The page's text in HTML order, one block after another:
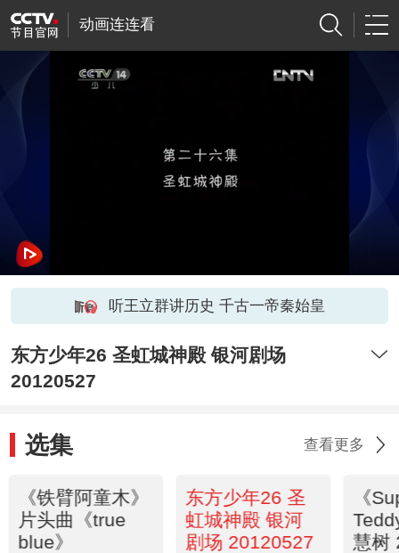
动画连连看
听王立群讲历史 千古一帝秦始皇
东方少年26 圣虹城神殿 银河剧场
20120527
选集 查看更多
《铁臂阿童木》
片头曲《true
blue》
东方少年26 圣
虹城神殿 银河
剧场 20120527
《
慧树